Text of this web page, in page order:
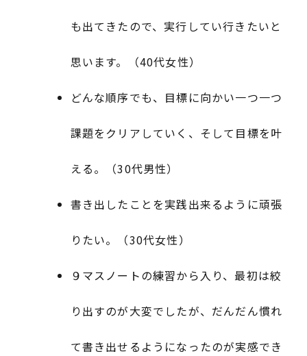
も出てきたので、実行してい行きたいと
思います。（40代女性）
どんな順序でも、目標に向かい一つ一つ
課題をクリアしていく、そして目標を叶
える。（30代男性）
書き出したことを実践出来るように頑張
りたい。（30代女性）
９マスノートの練習から入り、最初は絞
り出すのが大変でしたが、だんだん慣れ
て書き出せるようになったのが実感でき